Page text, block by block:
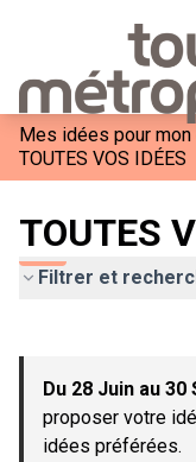
Mes idées pour mon
TOUTES VOS IDÉES
TOUTES
Filtrer et
−
Du 28 Juin au
proposer votre
idées préférées.